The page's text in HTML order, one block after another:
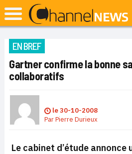
EN BREF
Gartner confirme la bonne
collaboratifs
le30-10-2008
ParPierre Durieux
Le cabinet d’étude annonce